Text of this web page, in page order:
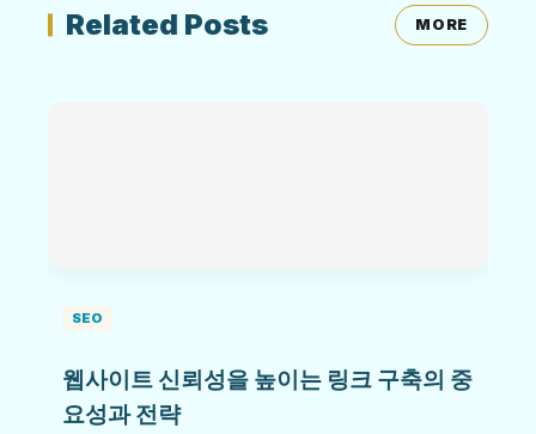
Related Posts MORE
SEO
웹사이트 신뢰성을 높이는 링크 구축의 중
요성과 전략